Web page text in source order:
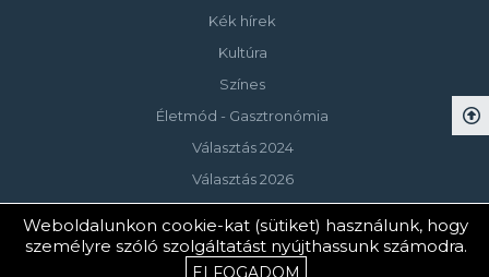
Kék hírek
Kultúra
Színes
Életmód - Gasztronómia
Választás 2024
Választás 2026
© Copyright 2023 Keszthelyi Televízió
Weboldalunkon cookie-kat (sütiket) használunk, hogy
személyre szóló szolgáltatást nyújthassunk számodra.
ELFOGADOM